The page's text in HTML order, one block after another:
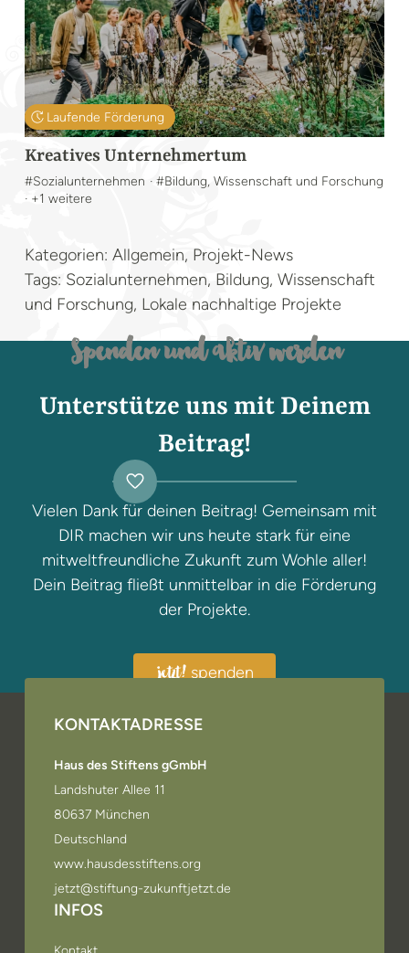
Laufende Förderung
Kreatives Unternehmertum
#Sozialunternehmen · #Bildung, Wissenschaft und Forschung
· +1 weitere
Kategorien: Allgemein, Projekt-News
Tags: Sozialunternehmen, Bildung, Wissenschaft
und Forschung, Lokale nachhaltige Projekte
Spenden und aktiv werden
Unterstütze uns mit Deinem
Beitrag!
Vielen Dank für deinen Beitrag! Gemeinsam mit
DIR machen wir uns heute stark für eine
mitweltfreundliche Zukunft zum Wohle aller!
Dein Beitrag fließt unmittelbar in die Förderung
der Projekte.
jetzt! spenden
KONTAKTADRESSE
Haus des Stiftens gGmbH
Landshuter Allee 11
80637 München
Deutschland
www.hausdesstiftens.org
jetzt@stiftung-zukunftjetzt.de
INFOS